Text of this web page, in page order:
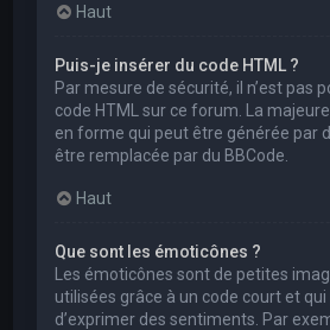
Haut
Puis-je insérer du code HTML ?
Par mesure de sécurité, il n’est pas
code HTML sur ce forum. La
en forme qui peut être générée par
être remplacée par du BBCode.
Haut
Que sont les émoticônes ?
Les émoticônes sont de petites
utilisées grâce à un code court et
d’exprimer des sentiments. Par